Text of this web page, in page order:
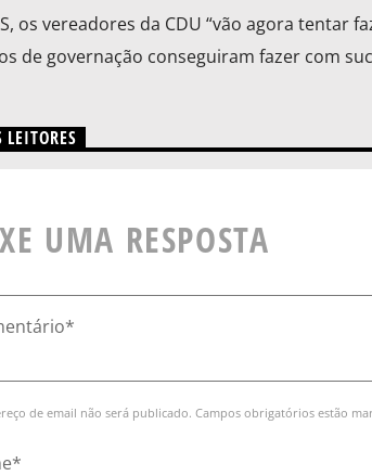
os vereadores da CDU “vão agora tentar
de governação conseguiram fazer com
UMA RESPOSTA
de email não será publicado. Campos obrigatórios estão